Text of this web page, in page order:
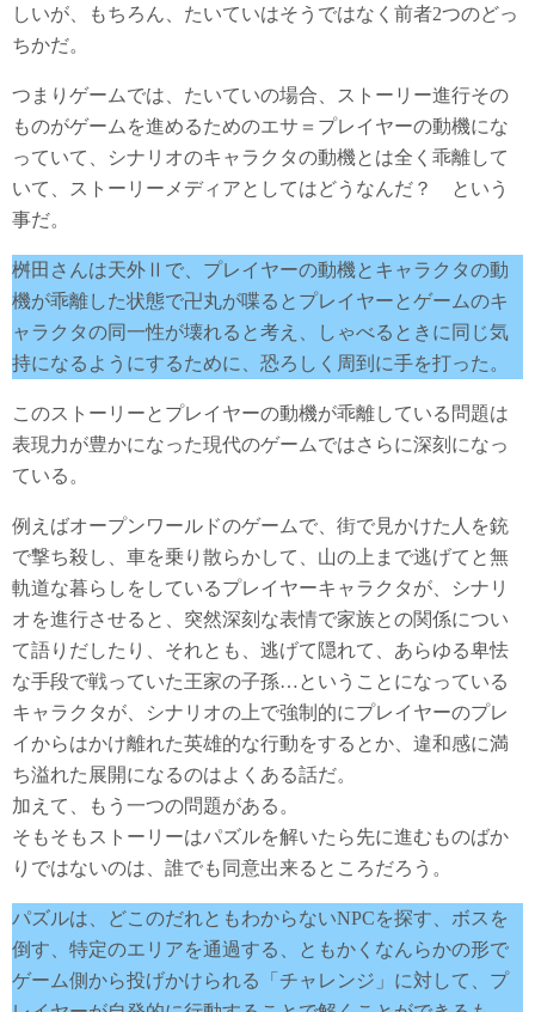
しいが、もちろん、たいていはそうではなく前者2つのどっ
ちかだ。
つまりゲームでは、たいていの場合、ストーリー進行その
ものがゲームを進めるためのエサ＝プレイヤーの動機にな
っていて、シナリオのキャラクタの動機とは全く乖離して
いて、ストーリーメディアとしてはどうなんだ？ という
事だ。
桝田さんは天外Ⅱで、プレイヤーの動機とキャラクタの動
機が乖離した状態で卍丸が喋るとプレイヤーとゲームのキ
ャラクタの同一性が壊れると考え、しゃべるときに同じ気
持になるようにするために、恐ろしく周到に手を打った。
このストーリーとプレイヤーの動機が乖離している問題は
表現力が豊かになった現代のゲームではさらに深刻になっ
ている。
例えばオープンワールドのゲームで、街で見かけた人を銃
で撃ち殺し、車を乗り散らかして、山の上まで逃げてと無
軌道な暮らしをしているプレイヤーキャラクタが、シナリ
オを進行させると、突然深刻な表情で家族との関係につい
て語りだしたり、それとも、逃げて隠れて、あらゆる卑怯
な手段で戦っていた王家の子孫…ということになっている
キャラクタが、シナリオの上で強制的にプレイヤーのプレ
イからはかけ離れた英雄的な行動をするとか、違和感に満
ち溢れた展開になるのはよくある話だ。
加えて、もう一つの問題がある。
そもそもストーリーはパズルを解いたら先に進むものばか
りではないのは、誰でも同意出来るところだろう。
パズルは、どこのだれともわからないNPCを探す、ボスを
倒す、特定のエリアを通過する、ともかくなんらかの形で
ゲーム側から投げかけられる「チャレンジ」に対して、プ